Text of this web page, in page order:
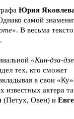
Юрия
самой
. В весьма
«Кин-дза-
тех, кто сможет
в свои
известных актера
(Петух, Овен) и